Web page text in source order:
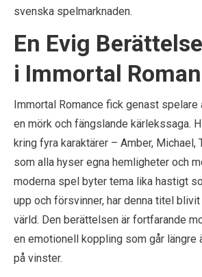
svenska spelmarknaden.
En Evig
i Immortal
Immortal Romance fick genast spelare
en mörk och fängslande kärlekssaga.
kring fyra karaktärer – Amber, Michael,
som alla hyser egna hemligheter och
moderna spel byter tema lika hastigt
upp och försvinner, har denna titel
värld. Den berättelsen är fortfarande
en emotionell koppling som går längre
på vinster.